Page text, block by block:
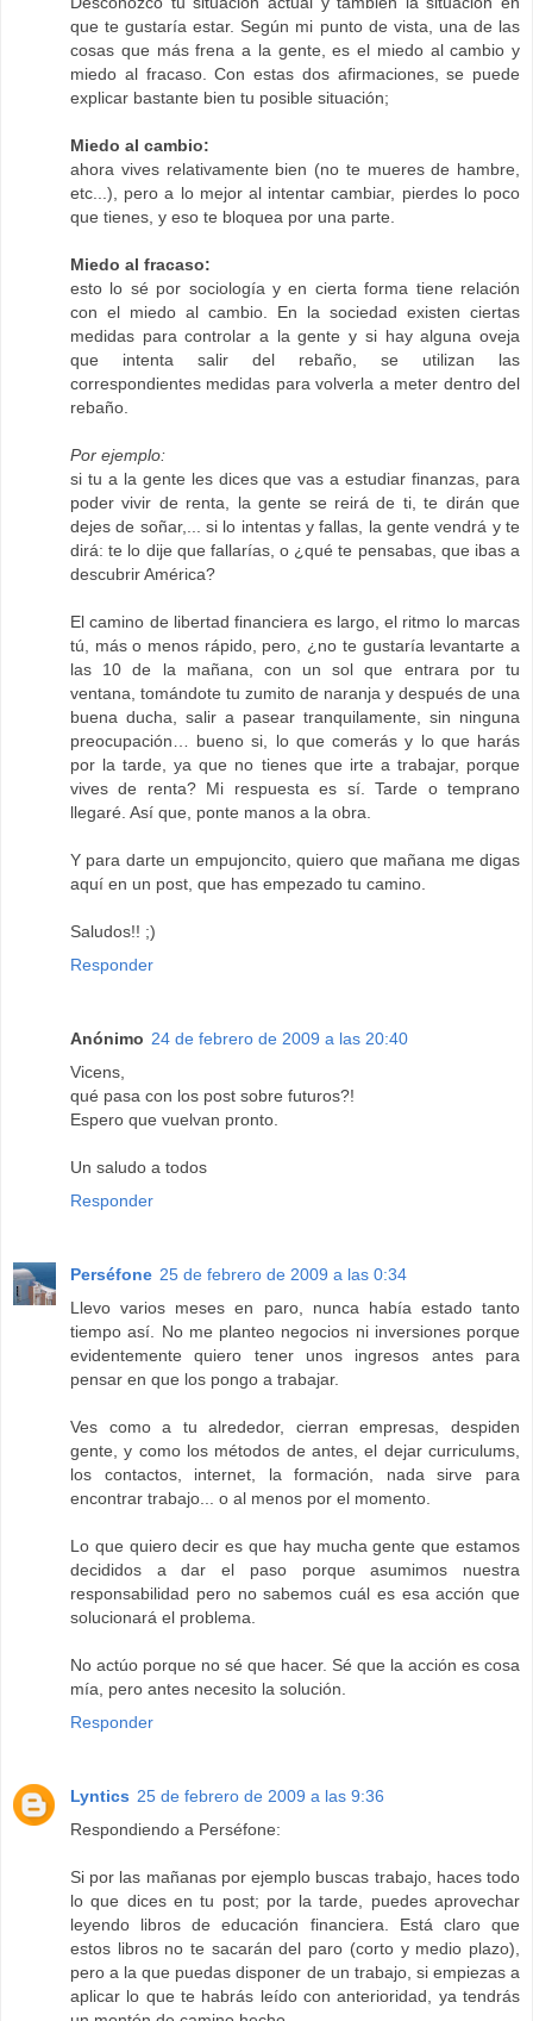
que te gustaría estar. Según mi punto de vista, una de las
cosas que más frena a la gente, es el miedo al cambio y
miedo al fracaso. Con estas dos afirmaciones, se puede
explicar bastante bien tu posible situación;
Miedo al cambio:
ahora vives relativamente bien (no te mueres de hambre,
etc...), pero a lo mejor al intentar cambiar, pierdes lo poco
que tienes, y eso te bloquea por una parte.
Miedo al fracaso:
esto lo sé por sociología y en cierta forma tiene relación
con el miedo al cambio. En la sociedad existen ciertas
medidas para controlar a la gente y si hay alguna oveja
que intenta salir del rebaño, se utilizan las
correspondientes medidas para volverla a meter dentro del
rebaño.
Por ejemplo:
si tu a la gente les dices que vas a estudiar finanzas, para
poder vivir de renta, la gente se reirá de ti, te dirán que
dejes de soñar,... si lo intentas y fallas, la gente vendrá y te
dirá: te lo dije que fallarías, o ¿qué te pensabas, que ibas a
descubrir América?
El camino de libertad financiera es largo, el ritmo lo marcas
tú, más o menos rápido, pero, ¿no te gustaría levantarte a
las 10 de la mañana, con un sol que entrara por tu
ventana, tomándote tu zumito de naranja y después de una
buena ducha, salir a pasear tranquilamente, sin ninguna
preocupación… bueno si, lo que comerás y lo que harás
por la tarde, ya que no tienes que irte a trabajar, porque
vives de renta? Mi respuesta es sí. Tarde o temprano
llegaré. Así que, ponte manos a la obra.
Y para darte un empujoncito, quiero que mañana me digas
aquí en un post, que has empezado tu camino.
Saludos!! ;)
Responder
Anónimo 24 de febrero de 2009 a las 20:40
Vicens,
qué pasa con los post sobre futuros?!
Espero que vuelvan pronto.
Un saludo a todos
Responder
Perséfone 25 de febrero de 2009 a las 0:34
Llevo varios meses en paro, nunca había estado tanto
tiempo así. No me planteo negocios ni inversiones porque
evidentemente quiero tener unos ingresos antes para
pensar en que los pongo a trabajar.
Ves como a tu alrededor, cierran empresas, despiden
gente, y como los métodos de antes, el dejar curriculums,
los contactos, internet, la formación, nada sirve para
encontrar trabajo... o al menos por el momento.
Lo que quiero decir es que hay mucha gente que estamos
decididos a dar el paso porque asumimos nuestra
responsabilidad pero no sabemos cuál es esa acción que
solucionará el problema.
No actúo porque no sé que hacer. Sé que la acción es cosa
mía, pero antes necesito la solución.
Responder
Lyntics 25 de febrero de 2009 a las 9:36
Respondiendo a Perséfone:
Si por las mañanas por ejemplo buscas trabajo, haces todo
lo que dices en tu post; por la tarde, puedes aprovechar
leyendo libros de educación financiera. Está claro que
estos libros no te sacarán del paro (corto y medio plazo),
pero a la que puedas disponer de un trabajo, si empiezas a
aplicar lo que te habrás leído con anterioridad, ya tendrás